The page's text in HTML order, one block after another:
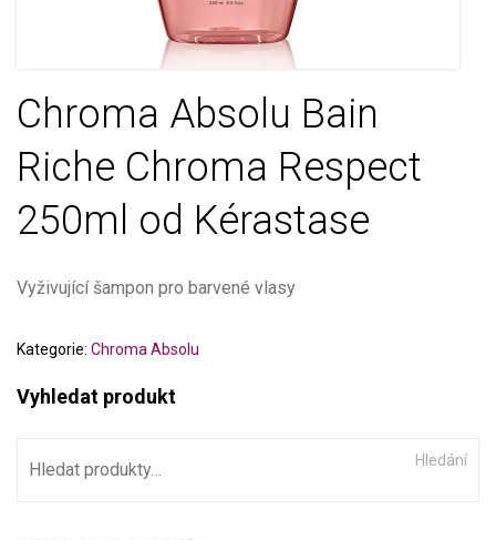
Chroma Absolu Bain
Riche Chroma Respect
250ml od Kérastase
Vyživující šampon pro barvené vlasy
Kategorie: Chroma Absolu
Vyhledat produkt
Hledání